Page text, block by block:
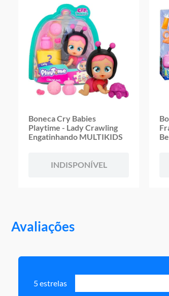
Boneca Cry Babies
Playtime - Lady Crawling
Engatinhando MULTIKIDS
INDISPONÍVEL
Avaliações
5 estrelas